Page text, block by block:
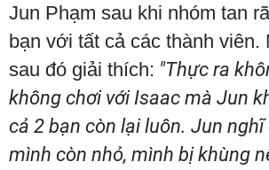
Jun Phạm sau khi nhóm tan
bạn với tất cả các thành viên.
sau đó giải thích: "Thực ra
không chơi với Isaac mà Jun
cả 2 bạn còn lại luôn. Jun
mình còn nhỏ, mình bị khùng